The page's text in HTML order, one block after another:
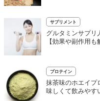
サプリメント
グルタミンサプリ
【効果や副作用も
プロテイン
抹茶味のホエイプ
味しくて飲みやす